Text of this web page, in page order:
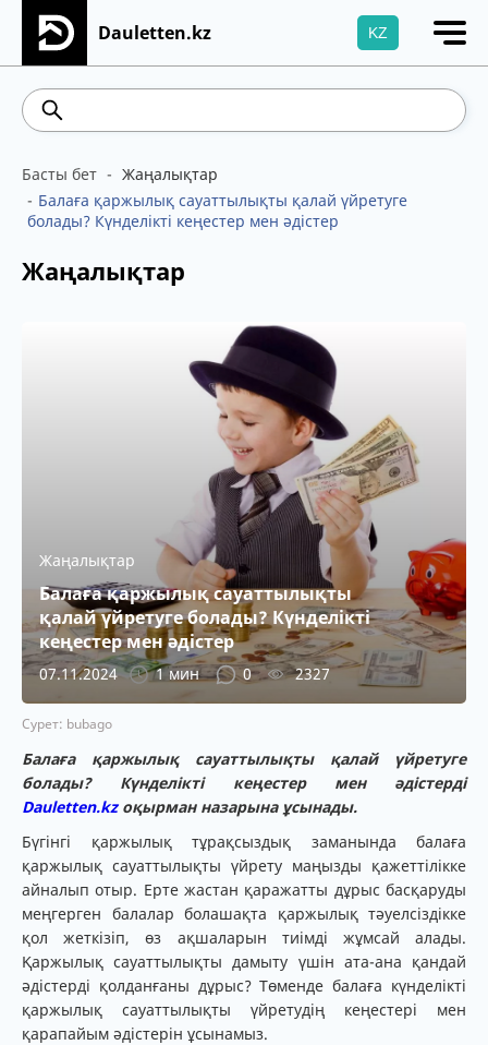
Dauletten.kz KZ
Сіздің өтінішіңіз сәтті жіберілді, Рақмет!
Басты бет
Жаңалықтар
Балаға қаржылық сауаттылықты қалай үйретуге
болады? Күнделікті кеңестер мен әдістер
Жаңалықтар
Жаңалықтар
Балаға қаржылық сауаттылықты
қалай үйретуге болады? Күнделікті
кеңестер мен әдістер
07.11.2024 1 мин 0 2327
Сурет: bubago
Балаға қаржылық сауаттылықты қалай үйретуге
болады? Күнделікті кеңестер мен әдістерді
Dauletten.kz оқырман назарына ұсынады.
Бүгінгі қаржылық тұрақсыздық заманында балаға
қаржылық сауаттылықты үйрету маңызды қажеттілікке
айналып отыр. Ерте жастан қаражатты дұрыс басқаруды
меңгерген балалар болашақта қаржылық тәуелсіздікке
қол жеткізіп, өз ақшаларын тиімді жұмсай алады.
Қаржылық сауаттылықты дамыту үшін ата-ана қандай
әдістерді қолданғаны дұрыс? Төменде балаға күнделікті
қаржылық сауаттылықты үйретудің кеңестері мен
қарапайым әдістерін ұсынамыз.